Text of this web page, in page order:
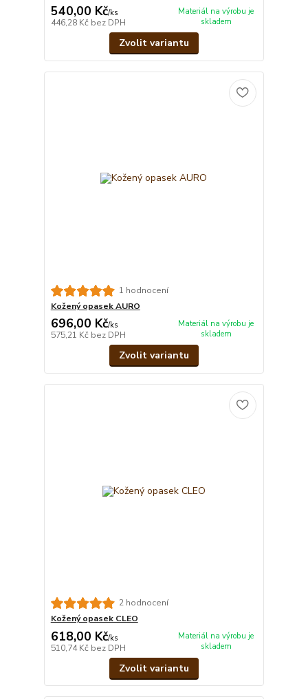
540,00 Kč/ks
446,28 Kč bez DPH
Materiál na výrobu je
skladem
Zvolit variantu
1 hodnocení
Kožený opasek AURO
696,00 Kč/ks
575,21 Kč bez DPH
Materiál na výrobu je
skladem
Zvolit variantu
2 hodnocení
Kožený opasek CLEO
618,00 Kč/ks
510,74 Kč bez DPH
Materiál na výrobu je
skladem
Zvolit variantu